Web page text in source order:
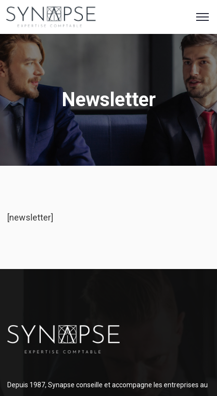
Newsletter
[newsletter]
Depuis 1987, Synapse conseille et accompagne les entreprises au